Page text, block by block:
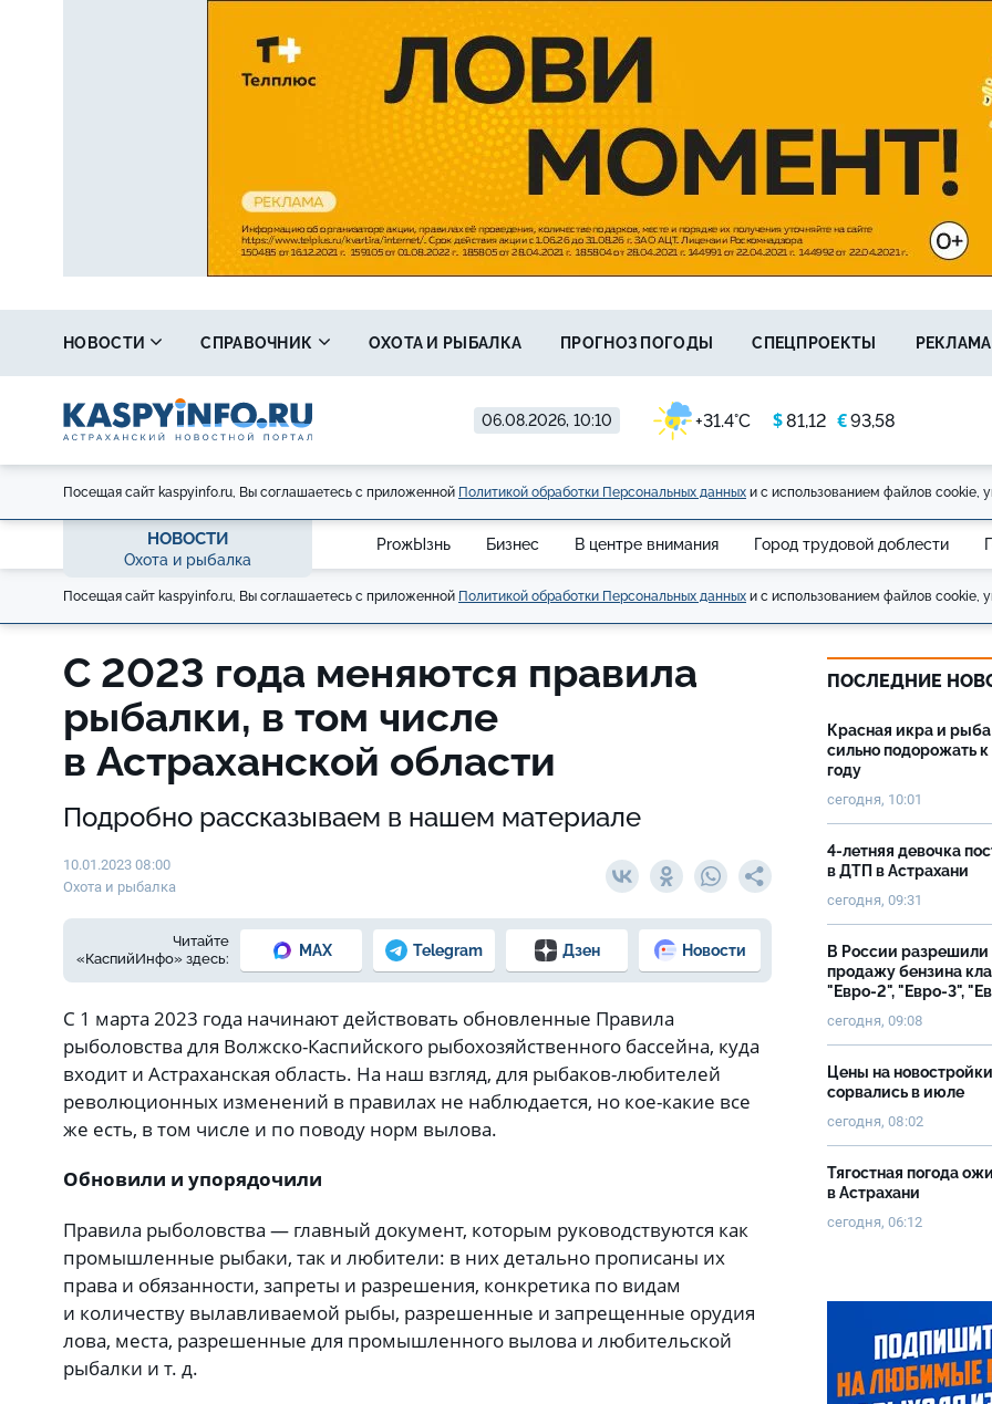
06.08.2026, 10:10 +31.4°C $81,12 €93,58
НОВОСТИ СПРАВОЧНИК ОХОТА И РЫБАЛКА ПРОГНОЗ ПОГОДЫ СПЕЦПРОЕКТЫ
Посещая сайт kaspyinfo.ru, Вы соглашаетесь с приложенной Политикой обработки Персональных данных и с использованием файлов cookie,
НОВОСТИ
Охота и рыбалка
ProжЫзнь Бизнес В центре внимания Город трудовой доблести
Посещая сайт kaspyinfo.ru, Вы соглашаетесь с приложенной Политикой обработки Персональных данных и с использованием файлов cookie,
С 2023 года меняются правила
рыбалки, в том числе
в Астраханской области
Подробно рассказываем в нашем материале
10.01.2023 08:00
Охота и рыбалка
Читайте
«КаспийИнфо» здесь:
MAX Telegram Дзен Новости
С 1 марта 2023 года начинают действовать обновленные Правила
рыболовства для Волжско-Каспийского рыбохозяйственного бассейна, куда
входит и Астраханская область. На наш взгляд, для рыбаков-любителей
революционных изменений в правилах не наблюдается, но кое-какие все
же есть, в том числе и по поводу норм вылова.
Обновили и упорядочили
Правила рыболовства — главный документ, которым руководствуются как
промышленные рыбаки, так и любители: в них детально прописаны их
права и обязанности, запреты и разрешения, конкретика по видам
и количеству вылавливаемой рыбы, разрешенные и запрещенные орудия
лова, места, разрешенные для промышленного вылова и любительской
рыбалки и т. д.
ПОСЛЕДНИЕ
Красная икра и рыба
сильно подорожать
году
сегодня, 10:01
4-летняя девочка
в ДТП в Астрахани
сегодня, 09:31
В России разрешили
продажу бензина
"Евро-2", "Евро-3",
сегодня, 09:08
Цены на новостройки
сорвались в июле
сегодня, 08:02
Тягостная погода
в Астрахани
сегодня, 06:12